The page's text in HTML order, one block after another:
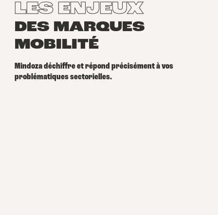
LES ENJEUX
DES MARQUES
MOBILITÉ
Mindoza déchiffre et répond précisément à vos
problématiques sectorielles.